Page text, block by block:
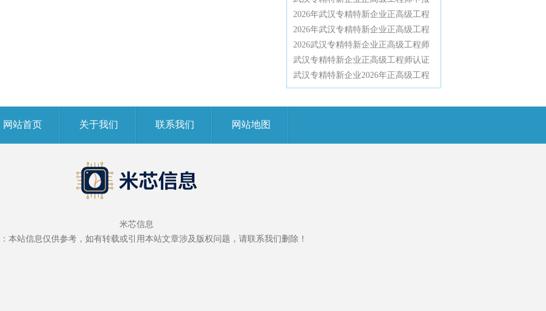
条件与材料清单全解析
实战指南：2026政策红利与通关全流
程详解
2026年武汉专精特新企业正高级工程
师认证辅导特训营：从资格审核到答
辩一次通关
2026年武汉专精特新企业正高级工程
师认证辅导全攻略，资深专家带你高
效通过高级职称评审
2026武汉专精特新企业正高级工程师
认证辅导：深度解密评审规则与通关
技巧，助你轻松拿下高工职称
武汉专精特新企业正高级工程师认证
辅导：2026年不唯论文、不限学历，
业绩薄弱也能破格直评
武汉专精特新企业2026年正高级工程
师职称申报实操辅导与评审要点全解
析
网站首页 关于我们 联系我们 网站地图
米芯信息
本站信息仅供参考，如有转载或引用本站文章涉及版权问题，请联系我们删除！